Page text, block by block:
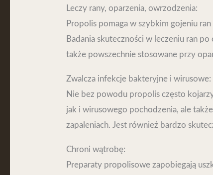
Leczy rany, oparzenia, owrzodzenia:
Propolis pomaga w szybkim gojeniu
Badania skuteczności w leczeniu ran
także powszechnie stosowane przy
Zwalcza infekcje bakteryjne i wirusowe:
Nie bez powodu propolis często
jak i wirusowego pochodzenia, ale
zapaleniach. Jest również bardzo
Chroni wątrobę:
Preparaty propolisowe zapobiegają